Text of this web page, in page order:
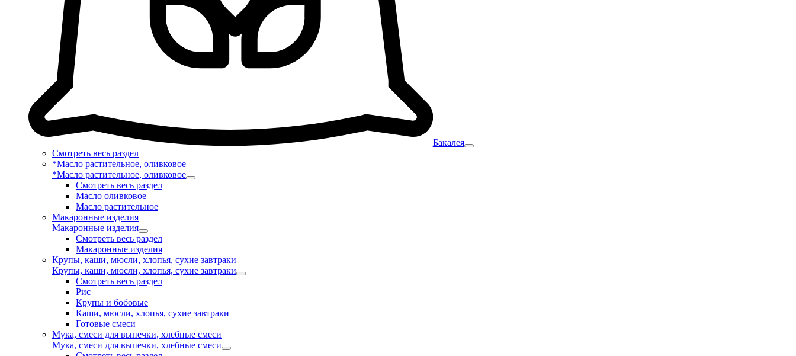
Бакалея
Смотреть весь раздел
*Масло растительное, оливковое
*Масло растительное, оливковое
Смотреть весь раздел
Масло оливковое
Масло растительное
Макаронные изделия
Макаронные изделия
Смотреть весь раздел
Макаронные изделия
Крупы, каши, мюсли, хлопья, сухие завтраки
Крупы, каши, мюсли, хлопья, сухие завтраки
Смотреть весь раздел
Рис
Крупы и бобовые
Каши, мюсли, хлопья, сухие завтраки
Готовые смеси
Мука, смеси для выпечки, хлебные смеси
Мука, смеси для выпечки, хлебные смеси